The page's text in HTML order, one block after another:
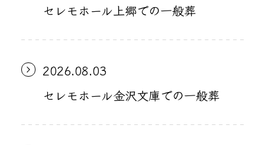
セレモホール上郷での一般葬
2026.08.03
セレモホール金沢文庫での一般葬